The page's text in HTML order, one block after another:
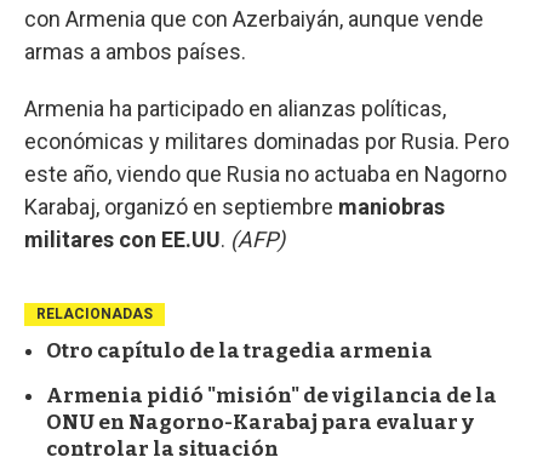
con Armenia que con Azerbaiyán, aunque vende
armas a ambos países.
Armenia ha participado en alianzas políticas,
económicas y militares dominadas por Rusia. Pero
este año, viendo que Rusia no actuaba en Nagorno
Karabaj, organizó en septiembre maniobras
militares con EE.UU. (AFP)
RELACIONADAS
Otro capítulo de la tragedia armenia
Armenia pidió "misión" de vigilancia de la
ONU en Nagorno-Karabaj para evaluar y
controlar la situación